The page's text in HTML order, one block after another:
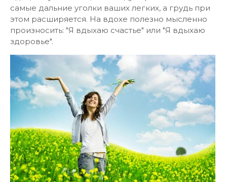
самые дальние уголки ваших легких, а грудь при
этом расширяется. На вдохе полезно мысленно
произносить: "Я вдыхаю счастье" или "Я вдыхаю
здоровье".